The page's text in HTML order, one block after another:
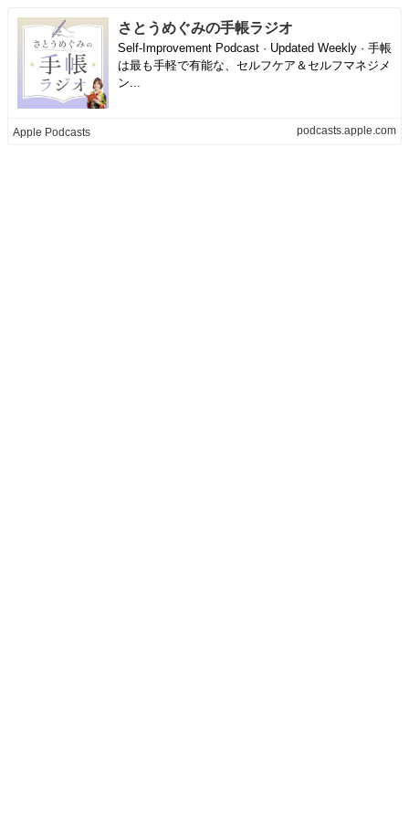
さとうめぐみの手帳ラジオ
Self-Improvement Podcast · Updated Weekly · 手帳
は最も手軽で有能な、セルフケア＆セルフマネジメ
ン...
Apple Podcasts podcasts.apple.com